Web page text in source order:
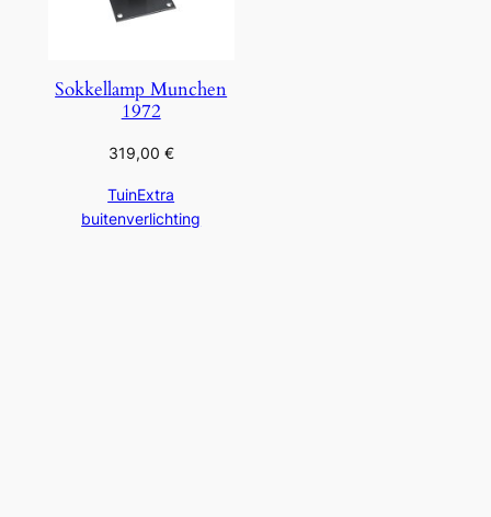
Sokkellamp Munchen
1972
319,00 €
TuinExtra
buitenverlichting